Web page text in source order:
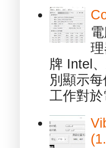
牌 Intel
別顯示
工作對